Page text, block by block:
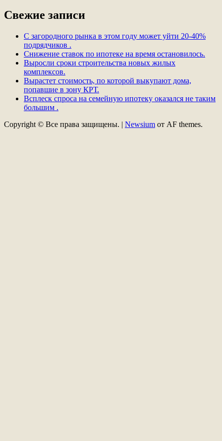
Свежие записи
С загородного рынка в этом году может уйти 20-40%
подрядчиков .
Снижение ставок по ипотеке на время остановилось.
Выросли сроки строительства новых жилых
комплексов.
Вырастет стоимость, по которой выкупают дома,
попавшие в зону КРТ.
Всплеск спроса на семейную ипотеку оказался не таким
большим .
Copyright © Все права защищены. | Newsium от AF themes.